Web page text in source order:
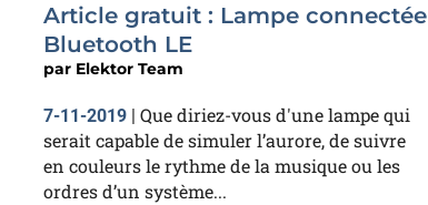
Article gratuit : Lampe connectée
Bluetooth LE
par Elektor Team
7-11-2019 | Que diriez-vous d'une lampe qui
serait capable de simuler l’aurore, de suivre
en couleurs le rythme de la musique ou les
ordres d’un système...